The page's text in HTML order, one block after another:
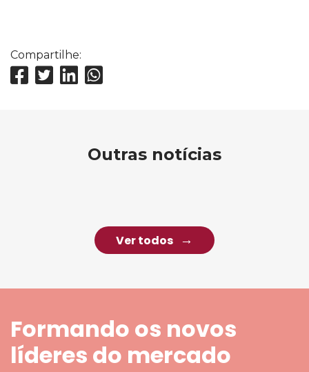
Compartilhe:
Outras notícias
Ver todos
Formando os novos
líderes do mercado